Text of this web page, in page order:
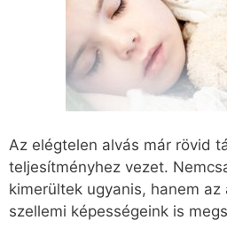
Az elégtelen alvás már rövid
teljesítményhez vezet.
kimerültek ugyanis, hanem
szellemi képességeink is